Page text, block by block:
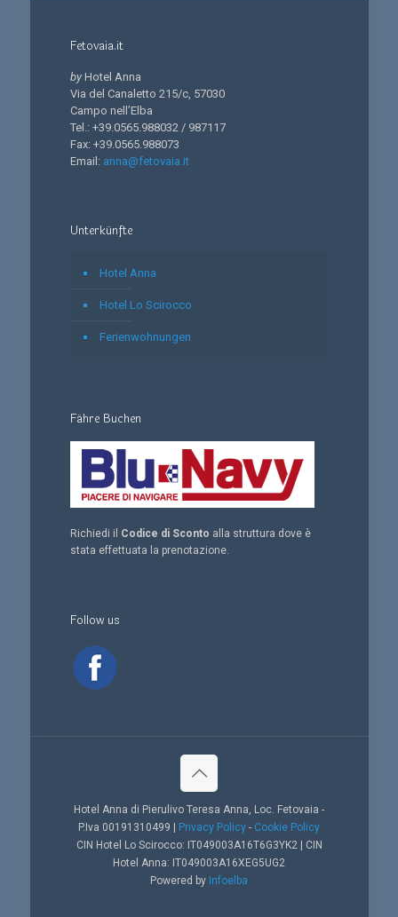
Fetovaia.it
by Hotel Anna
Via del Canaletto 215/c, 57030
Campo nell’Elba
Tel.: +39.0565.988032 / 987117
Fax: +39.0565.988073
Email: anna@fetovaia.it
Unterkünfte
Hotel Anna
Hotel Lo Scirocco
Ferienwohnungen
Fähre Buchen
Richiedi il Codice di Sconto alla struttura dove è
stata effettuata la prenotazione.
Follow us
Hotel Anna di Pierulivo Teresa Anna, Loc. Fetovaia -
P.Iva 00191310499 | Privacy Policy - Cookie Policy
CIN Hotel Lo Scirocco: IT049003A16T6G3YK2 | CIN
Hotel Anna: IT049003A16XEG5UG2
Powered by Infoelba